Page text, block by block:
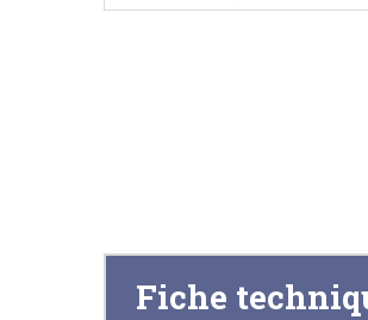
Fiche